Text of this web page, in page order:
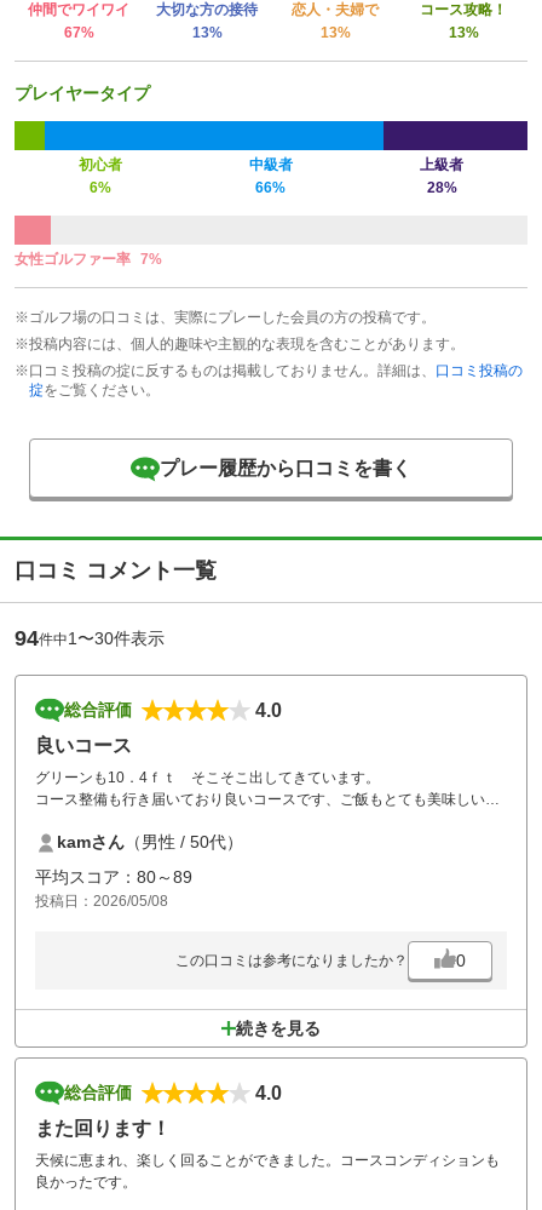
仲間でワイワイ 大切な方の接待 恋人・夫婦で
コース攻略！
67%
13% 13% 13%
プレイヤータイプ
初心者 中級者
上級者
6%
66% 28%
女性ゴルファー率 7%
※ゴルフ場の口コミは、実際にプレーした会員の方の投稿です。
※投稿内容には、個人的趣味や主観的な表現を含むことがあります。
※口コミ投稿の掟に反するものは掲載しておりません。詳細は、 口コミ投稿の
掟をご覧ください。
プレー履歴から口コミを書く
口コミ コメント一覧
94件中1〜30件表示
総合評価
4.0
良いコース
グリーンも10．4ｆｔ そこそこ出してきています。
コース整備も行き届いており良いコースです、ご飯もとても美味しいで
kamさん （男性 / 50代）
平均スコア：80～89
投稿日：2026/05/08
この口コミは参考になりましたか？ 0
続きを見る
総合評価
4.0
また回ります！
天候に恵まれ、楽しく回ることができました。コースコンディションも
良かったです。